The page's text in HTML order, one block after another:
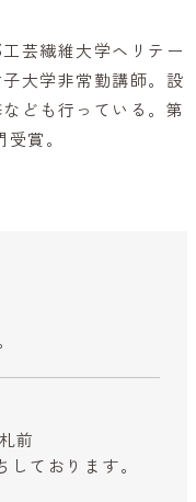
芸繊維大学ヘリテー
大学非常勤講師。設
ども行っている。第
賞。
前
ております。